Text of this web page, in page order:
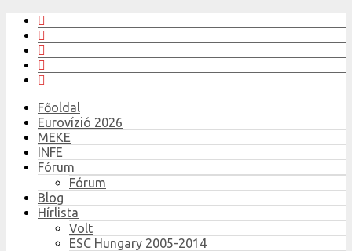
Főoldal
Eurovízió 2026
MEKE
INFE
Fórum
Fórum
Blog
Hírlista
Volt
ESC Hungary 2005-2014